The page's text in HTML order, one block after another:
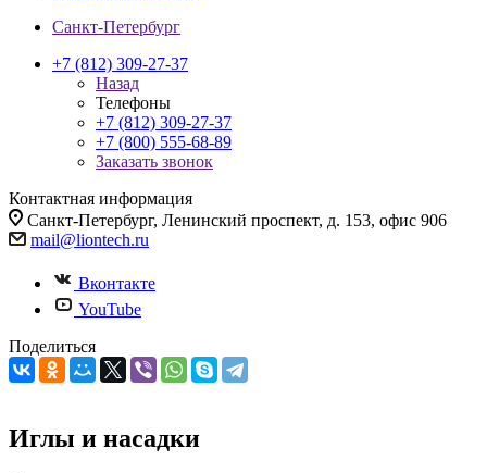
Санкт-Петербург
+7 (812) 309-27-37
Назад
Телефоны
+7 (812) 309-27-37
+7 (800) 555-68-89
Заказать звонок
Контактная информация
Санкт-Петербург, Ленинский проспект, д. 153, офис 906
mail@liontech.ru
Вконтакте
YouTube
Поделиться
Иглы и насадки